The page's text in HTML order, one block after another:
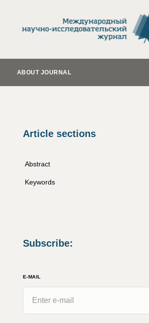
ABOUT JOURNAL
Article sections
Abstract
Keywords
Subscribe:
E-MAIL